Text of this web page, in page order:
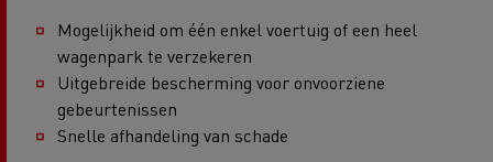
Mogelijkheid om één enkel voertuig of een heel
wagenpark te verzekeren
Uitgebreide bescherming voor onvoorziene
gebeurtenissen
Snelle afhandeling van schade